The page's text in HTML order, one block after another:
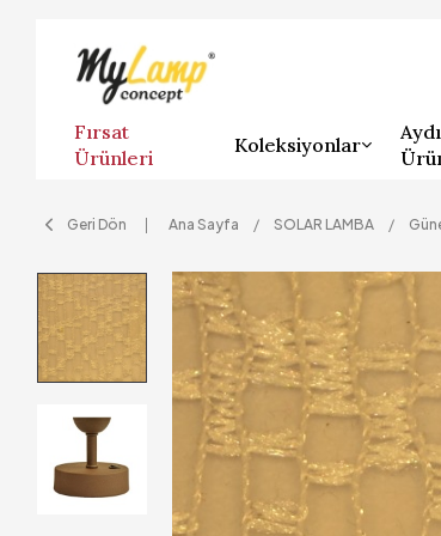
Fırsat
Ürünleri
Koleksiyonlar
Geri Dön Ana Sayfa SOLAR LAMBA